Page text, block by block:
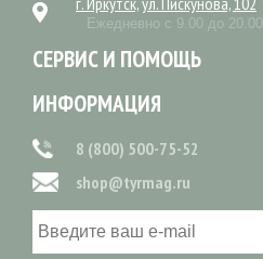
Ежедневно с 9.00 до 20.00
СЕРВИС И ПОМОЩЬ
ИНФОРМАЦИЯ
8 (800) 500-75-52
shop@tyrmag.ru